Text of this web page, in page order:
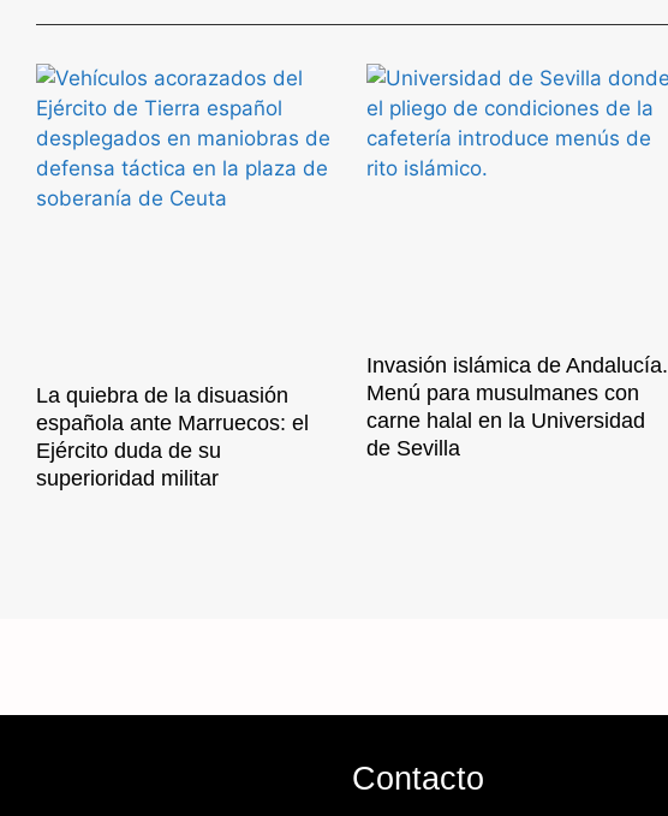
La quiebra de la disuasión
española ante Marruecos: el
Ejército duda de su
superioridad militar
Invasión islámica de Andalucía.
Menú para musulmanes con
carne halal en la Universidad
de Sevilla
Contacto